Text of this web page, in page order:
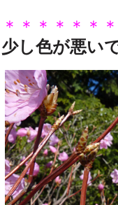
＊＊＊＊＊＊＊
少し色が悪い